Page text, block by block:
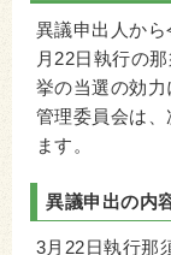
異議申出人か
月22日執行の
挙の当選の効
管理委員会は、
ます。
異議申出の内
3月22日執行那